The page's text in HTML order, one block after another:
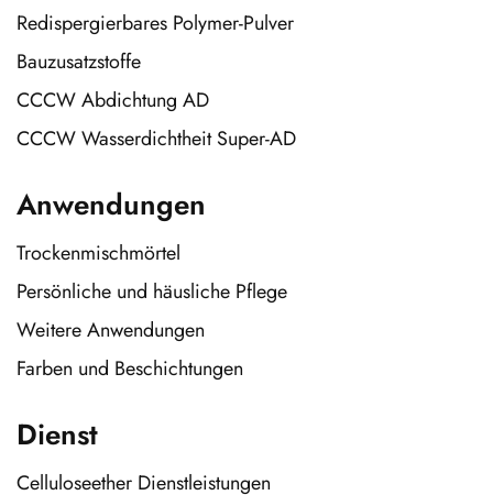
Redispergierbares Polymer-Pulver
Bauzusatzstoffe
CCCW Abdichtung AD
CCCW Wasserdichtheit Super-AD
Anwendungen
Trockenmischmörtel
Persönliche und häusliche Pflege
Weitere Anwendungen
Farben und Beschichtungen
Dienst
Celluloseether Dienstleistungen